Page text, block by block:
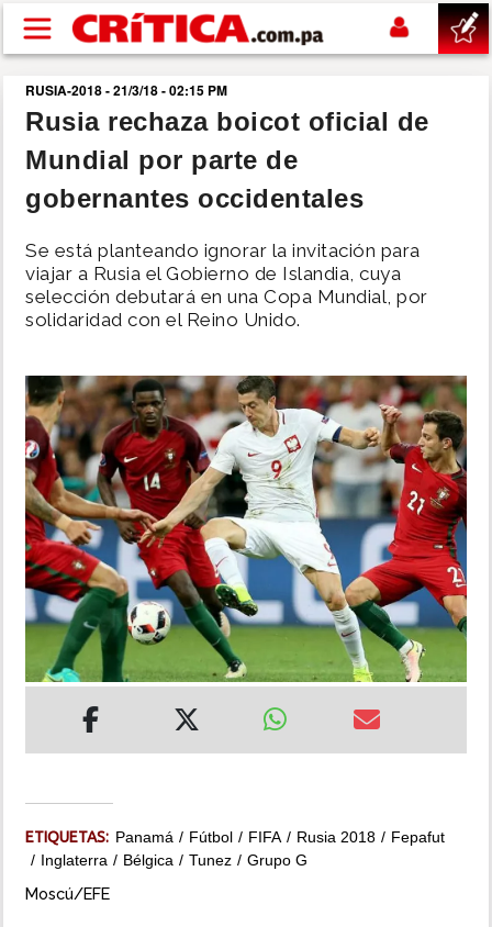
Pasar al contenido principal
buscar
SUCESOS
POLÍTICA
DEPORTES
MUNDO
INSÓLITAS
MULTIMEDIA
IMPRESO
RUSIA-2018 - 21/3/18 - 02:15 PM
Rusia rechaza boicot oficial de
Mundial por parte de
gobernantes occidentales
Se está planteando ignorar la invitación para
viajar a Rusia el Gobierno de Islandia, cuya
selección debutará en una Copa Mundial, por
solidaridad con el Reino Unido.
ETIQUETAS: Panamá Fútbol FIFA Rusia 2018
Fepafut
Inglaterra
Bélgica Tunez Grupo G
Moscú/EFE